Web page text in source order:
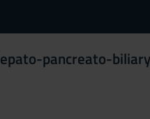
pancreato-biliary